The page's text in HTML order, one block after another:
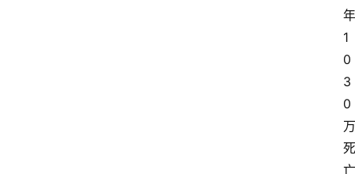
年
1
0
3
0
万
死
亡